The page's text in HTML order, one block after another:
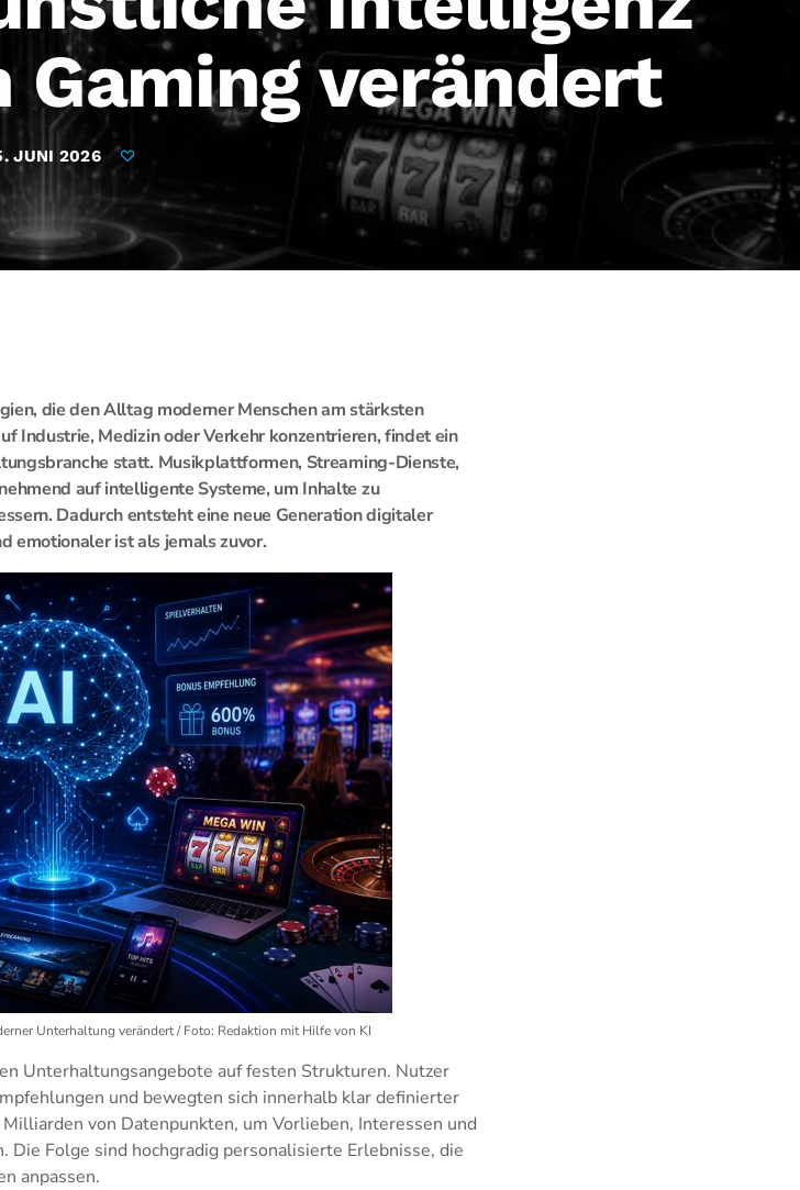
verändert
JUNI 2026
die den Alltag moderner Menschen am stärksten
Industrie, Medizin oder Verkehr konzentrieren, findet ein
statt. Musikplattformen, Streaming-Dienste,
auf intelligente Systeme, um Inhalte zu
Dadurch entsteht eine neue Generation digitaler
emotionaler ist als jemals zuvor.
Unterhaltung verändert / Foto: Redaktion mit Hilfe von KI
Unterhaltungsangebote auf festen Strukturen. Nutzer
und bewegten sich innerhalb klar definierter
von Datenpunkten, um Vorlieben, Interessen und
Folge sind hochgradig personalisierte Erlebnisse, die
anpassen.